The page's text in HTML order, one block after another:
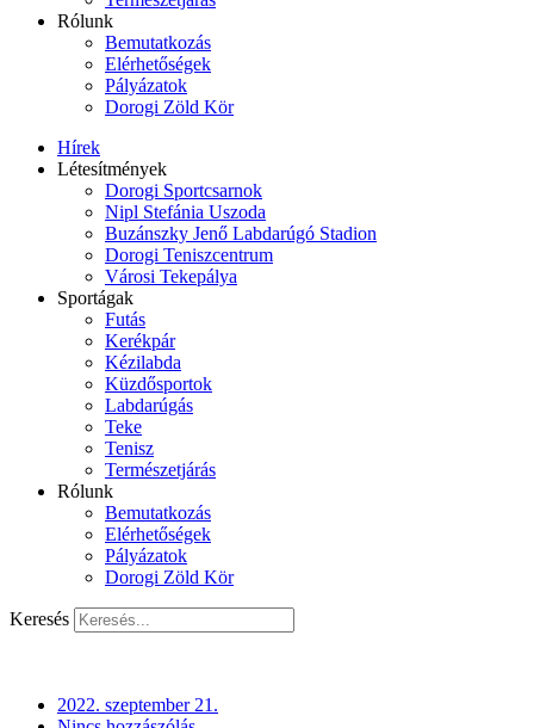
Rólunk
Bemutatkozás
Elérhetőségek
Pályázatok
Dorogi Zöld Kör
Hírek
Létesítmények
Dorogi Sportcsarnok
Nipl Stefánia Uszoda
Buzánszky Jenő Labdarúgó Stadion
Dorogi Teniszcentrum
Városi Tekepálya
Sportágak
Futás
Kerékpár
Kézilabda
Küzdősportok
Labdarúgás
Teke
Tenisz
Természetjárás
Rólunk
Bemutatkozás
Elérhetőségek
Pályázatok
Dorogi Zöld Kör
Keresés
2022. szeptember 21.